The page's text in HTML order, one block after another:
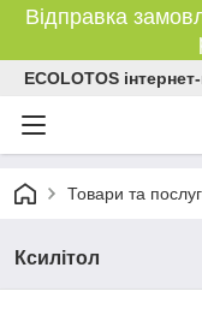
Відправка
ECOLOTOS
Товари та
Ксилітол